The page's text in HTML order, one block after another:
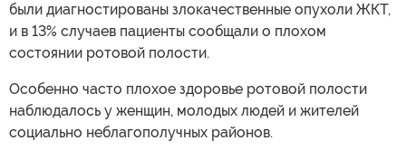
были диагностированы злокачественные опухоли ЖКТ,
и в 13% случаев пациенты сообщали о плохом
состоянии ротовой полости.
Особенно часто плохое здоровье ротовой полости
наблюдалось у женщин, молодых людей и жителей
социально неблагополучных районов.